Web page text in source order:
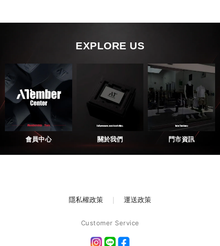
EXPLORE US
會員中心 關於我們 門市資訊
隱私權政策 ｜ 運送政策
Customer Service